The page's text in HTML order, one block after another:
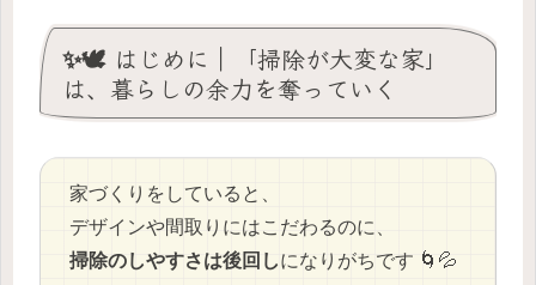
✨🕊️ はじめに｜「掃除が大変な家」
は、暮らしの余力を奪っていく
家づくりをしていると、
デザインや間取りにはこだわるのに、
掃除のしやすさは後回しになりがちです 🌀💦